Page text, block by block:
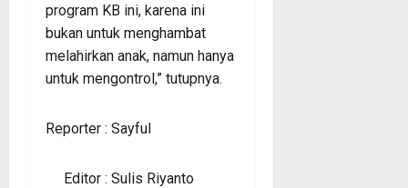
program KB ini, karena ini
bukan untuk menghambat
melahirkan anak, namun hanya
untuk mengontrol,” tutupnya.
Reporter : Sayful
Editor : Sulis Riyanto